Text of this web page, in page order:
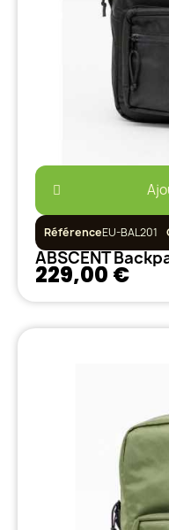
RéférenceEU-BAL201
ABSCENT
229,00 €